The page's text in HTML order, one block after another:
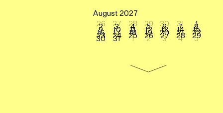
August 2027
26
27 28 29 30 31 1
2 3 4 5 6 7 8
9 10 11 12 13 14 15
16 17 18 19 20 21 22
23 24 25 26 27 28 29
30 31 1 2 3 4 5